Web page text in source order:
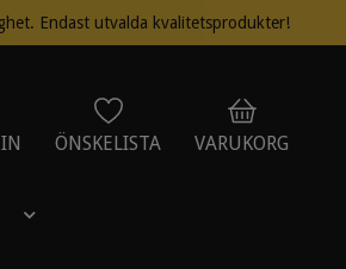
Endast utvalda kvalitetsprodukter!
ÖNSKELISTA VARUKORG